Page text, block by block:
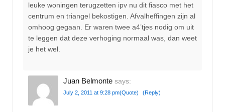
leuke woningen terugzetten ipv nu dit fiasco met het
centrum en triangel bekostigen. Afvalheffingen zijn al
omhoog gegaan. Er waren twee a4’tjes nodig om uit
te leggen dat deze verhoging normaal was, dan weet
je het wel.
Juan Belmonte says:
July 2, 2011 at 9:28 pm(Quote) (Reply)